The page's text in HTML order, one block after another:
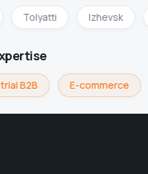
Tolyatti Izhevsk
B2B E-commerce